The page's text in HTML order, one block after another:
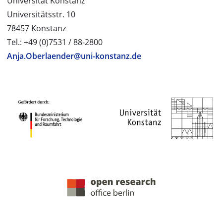
Universitätsstr. 10
78457 Konstanz
Tel.: +49 (0)7531 / 88-2800
Anja.Oberlaender@uni-konstanz.de